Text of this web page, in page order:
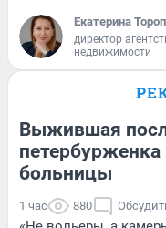
Екатерина
директор
недвижимости
Выжившая
больницы
1 час 880